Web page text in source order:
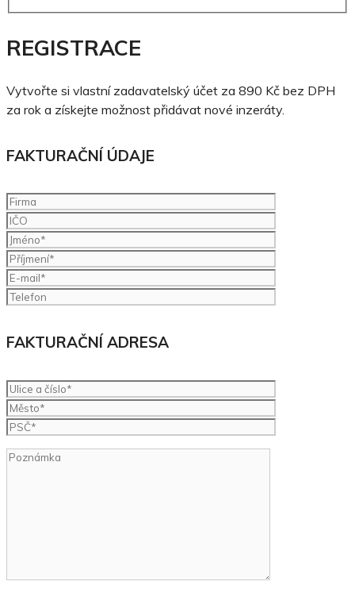
REGISTRACE
Vytvořte si vlastní zadavatelský účet za 890 Kč bez DPH
za rok a získejte možnost přidávat nové inzeráty.
FAKTURAČNÍ ÚDAJE
FAKTURAČNÍ ADRESA